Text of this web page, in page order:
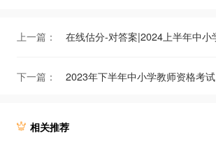
上一篇：
下一篇：
相关推荐